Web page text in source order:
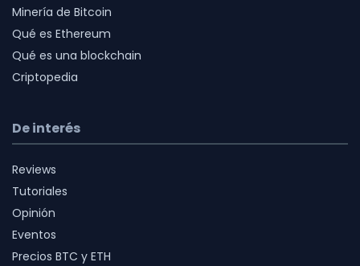
Minería de Bitcoin
Qué es Ethereum
Qué es una blockchain
Criptopedia
De interés
Reviews
Tutoriales
Opinión
Eventos
Precios BTC y ETH